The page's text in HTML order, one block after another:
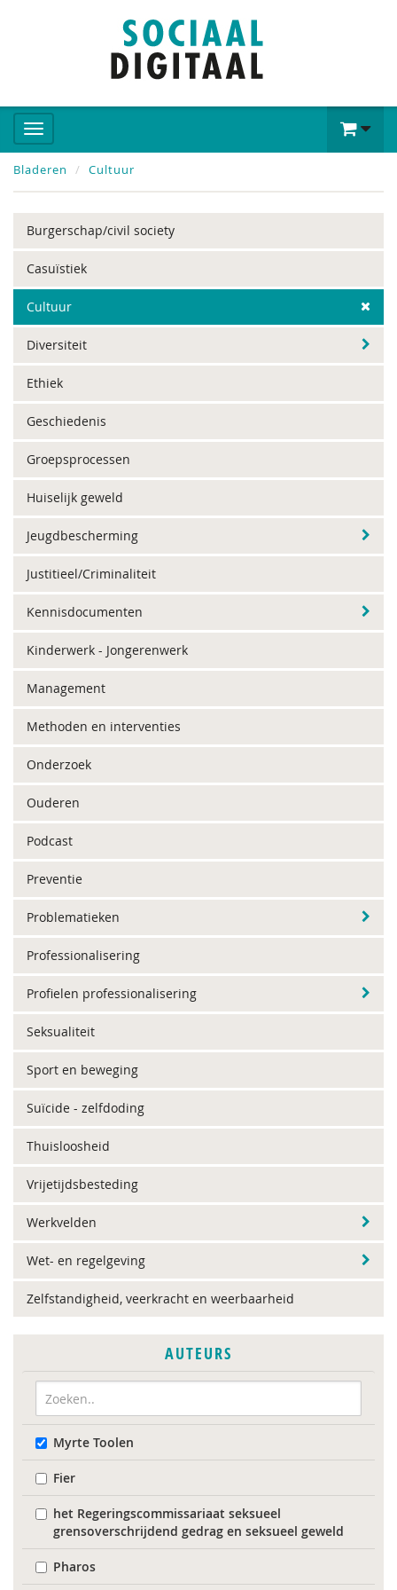
Bladeren Cultuur
Burgerschap/civil society
Casuïstiek
Cultuur
Diversiteit
Ethiek
Geschiedenis
Groepsprocessen
Huiselijk geweld
Jeugdbescherming
Justitieel/Criminaliteit
Kennisdocumenten
Kinderwerk - Jongerenwerk
Management
Methoden en interventies
Onderzoek
Ouderen
Podcast
Preventie
Problematieken
Professionalisering
Profielen professionalisering
Seksualiteit
Sport en beweging
Suïcide - zelfdoding
Thuisloosheid
Vrijetijdsbesteding
Werkvelden
Wet- en regelgeving
Zelfstandigheid, veerkracht en weerbaarheid
AUTEURS
Myrte Toolen
Fier
het Regeringscommissariaat seksueel
grensoverschrijdend gedrag en seksueel geweld
Pharos